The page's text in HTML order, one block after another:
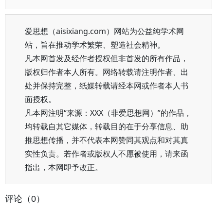
爱思想（aisixiang.com）网站为公益纯学术网
站，旨在推动学术繁荣、塑造社会精神。
凡本网首发及经作者授权但非首发的所有作品，
版权归作者本人所有。网络转载请注明作者、出
处并保持完整，纸媒转载请经本网或作者本人书
面授权。
凡本网注明“来源：XXX（非爱思想网）”的作品，
均转载自其它媒体，转载目的在于分享信息、助
推思想传播，并不代表本网赞同其观点和对其真
实性负责。若作者或版权人不愿被使用，请来函
指出，本网即予改正。
评论（0）